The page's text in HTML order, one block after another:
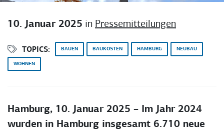
10. Januar 2025 in Pressemitteilungen
TOPICS: BAUEN BAUKOSTEN HAMBURG NEUBAU
WOHNEN
Hamburg, 10. Januar 2025 – Im Jahr 2024
wurden in Hamburg insgesamt 6.710 neue